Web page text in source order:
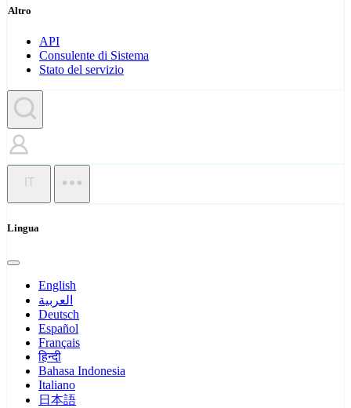
Altro
API
Consulente di Sistema
Stato del servizio
IT
Lingua
English
العربية
Deutsch
Español
Français
हिन्दी
Bahasa Indonesia
Italiano
日本語